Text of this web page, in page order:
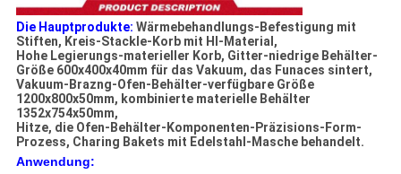
Die Hauptprodukte: Wärmebehandlungs-Befestigung mit
Stiften, Kreis-Stackle-Korb mit HI-Material,
Hohe Legierungs-materieller Korb, Gitter-niedrige Behälter-
Größe 600x400x40mm für das Vakuum, das Funaces sintert,
Vakuum-Brazng-Ofen-Behälter-verfügbare Größe
1200x800x50mm, kombinierte materielle Behälter
1352x754x50mm,
Hitze, die Ofen-Behälter-Komponenten-Präzisions-Form-
Prozess, Charing Bakets mit Edelstahl-Masche behandelt.
Anwendung: